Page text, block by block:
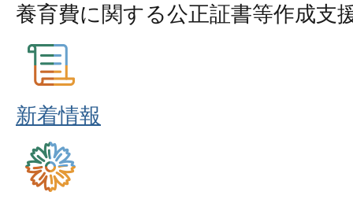
養育費に関する公正証書等作成支
新着情報